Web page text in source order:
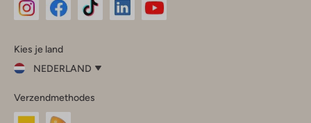
InstagramFacebook
Kies je land
NEDERLAND
je
land
Verzendmethodes